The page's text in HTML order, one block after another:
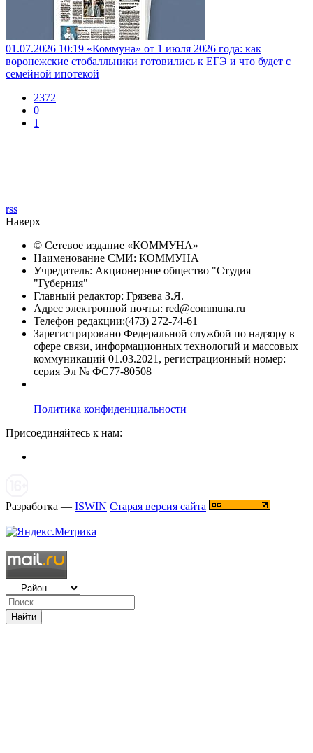
01.07.2026 10:19 «Коммуна» от 1 июля 2026 года: как
воронежские стобалльники готовились к ЕГЭ и что будет с
семейной ипотекой
2372
0
1
rss
Наверх
© Сетевое издание «КОММУНА»
Наименование СМИ: КОММУНА
Учредитель: Акционерное общество "Студия
"Губерния"
Главный редактор: Грязева З.Я.
Адрес электронной почты: red@communa.ru
Телефон редакции:(473) 272-74-61
Зарегистрировано Федеральной службой по надзору в
сфере связи, информационных технологий и массовых
коммуникаций 01.03.2021, регистрационный номер:
серия Эл № ФС77-80508
Политика конфиденциальности
Присоединяйтесь к нам:
Разработка — ISWIN Старая версия сайта
Найти